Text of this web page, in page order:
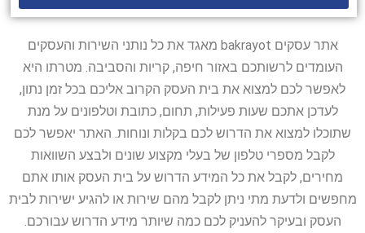
אתר עסקים bakrayot מאגד את כל נותני השירות והעסקים
העומדים לרשותכם באזור חיפה, קריות והסביבה. מטרתו היא
לאפשר לכם למצוא את בית העסק הקרוב אליכם בכל זמן נתון,
לעדכן אתכם שעות פעילות, תחום, כתובת וטלפונים על מנת
שתוכלו למצוא את הדרוש לכם בקלות ונוחות. האתר יאפשר לכם
לקבל מספרי טלפון של בעלי מקצוע שונים ולבצע השוואות
מחירים, לקבל את כל המידע הדרוש על בית העסק אותו אתם
מחפשים ולדעת מתי ניתן לקבל מהם שירות או להגיע ישירות לבית
העסק ובעיקר להעניק לכם כמה שיותר מידע הדרוש עבורכם.